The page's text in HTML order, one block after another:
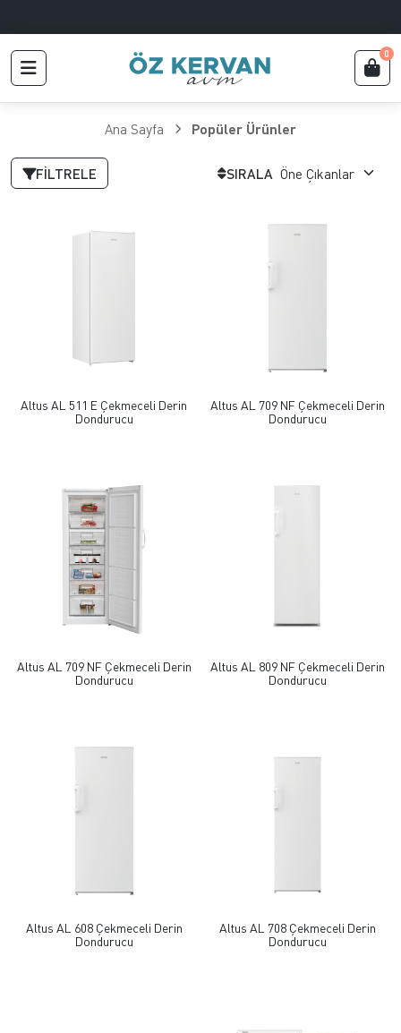
0
Ana Sayfa Popüler Ürünler
FILTRELE SIRALA
Altus AL 511 E Çekmeceli Derin
Dondurucu
Altus AL 709 NF Çekmeceli Derin
Dondurucu
Altus AL 709 NF Çekmeceli Derin
Dondurucu
Altus AL 809 NF Çekmeceli Derin
Dondurucu
Altus AL 608 Çekmeceli Derin
Dondurucu
Altus AL 708 Çekmeceli Derin
Dondurucu